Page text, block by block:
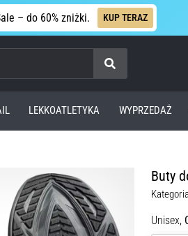
– do 60% zniżki. KUP TERAZ
Szukaj
LEKKOATLETYKA WYPRZEDAŻ
Buty
Unisex,